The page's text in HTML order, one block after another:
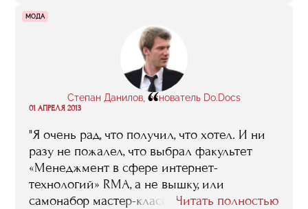
прояснить для себя какие-то вещи,
связанные с транспортировкой предметов
искусства, пиаром выставочных проектов,
особенностями монтажа и т.д. А это очень
важная информация, когда делаешь
выставку "с нуля"»
МОДА
Степан Данилов, основатель Do.Docs
“
01 АПРЕЛЯ 2013
"Я очень рад, что получил, что хотел. И ни
разу не пожалел, что выбрал факультет
«Менеджмент в сфере интернет-
технологий» RMA, а не вышку, или
самонабор мастер-классов. И я, правда,
Читать полностью